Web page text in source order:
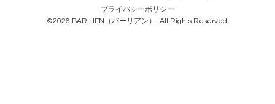
プライバシーポリシー
©2026 BAR LIEN（バーリアン） . All Rights Reserved.